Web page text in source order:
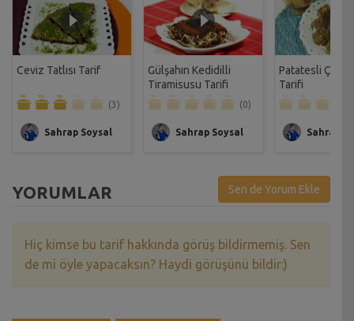
Ceviz Tatlısı Tarif
(3)
Sahrap Soysal
Gülşahın Kedidilli
Tiramisusu Tarifi
(0)
Sahrap Soysal
Patatesli Çıtır
Tarifi
Sahrap
YORUMLAR Sen de Yorum Ekle
Hiç kimse bu tarif hakkında görüş bildirmemiş. Sen
de mi öyle yapacaksın? Haydi görüşünü bildir:)